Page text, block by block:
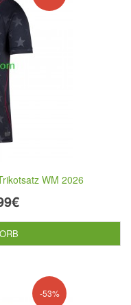
WM 2026
-53%